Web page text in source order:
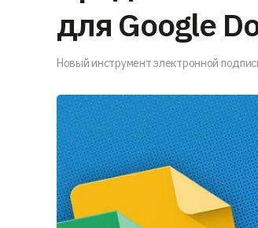
для Google
Новый инструмент электронной